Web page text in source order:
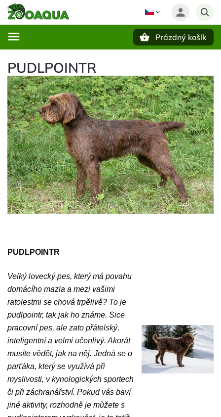
Prázdný košík
PUDLPOINTR
PUDLPOINTR
Velký lovecký pes, který má povahu
domácího mazla a mezi vašimi
ratolestmi se chová trpělivě? To je
pudlpointr, tak jak ho známe. Sice
pracovní pes, ale zato přátelský,
inteligentní a velmi učenlivý. Akorát
musíte vědět, jak na něj. Jedná se o
parťáka, který se využívá při
myslivosti, v kynologických sportech
či při záchranářství. Pokud vás baví
jiné aktivity, rozhodně je můžete s